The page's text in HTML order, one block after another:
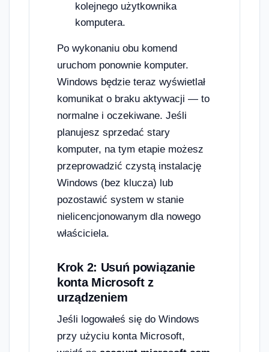
kolejnego użytkownika
komputera.
Po wykonaniu obu komend
uruchom ponownie komputer.
Windows będzie teraz wyświetlał
komunikat o braku aktywacji — to
normalne i oczekiwane. Jeśli
planujesz sprzedać stary
komputer, na tym etapie możesz
przeprowadzić czystą instalację
Windows (bez klucza) lub
pozostawić system w stanie
nielicencjonowanym dla nowego
właściciela.
Krok 2: Usuń powiązanie
konta Microsoft z
urządzeniem
Jeśli logowałeś się do Windows
przy użyciu konta Microsoft,